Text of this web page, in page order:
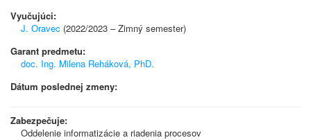
Vyučujúci:
J. Oravec (2022/2023 – Zimný semester)
Garant predmetu:
doc. Ing. Milena Reháková, PhD.
Dátum poslednej zmeny:
Zabezpečuje:
Oddelenie informatizácie a riadenia procesov